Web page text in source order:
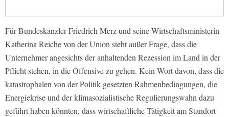
Für Bundeskanzler Friedrich Merz und seine Wirtschaftsministerin
Katherina Reiche von der Union steht außer Frage, dass die
Unternehmer angesichts der anhaltenden Rezession im Land in der
Pflicht stehen, in die Offensive zu gehen. Kein Wort davon, dass die
katastrophalen von der Politik gesetzten Rahmenbedingungen, die
Energiekrise und der klimasozialistische Regulierungswahn dazu
geführt haben könnten, dass wirtschaftliche Tätigkeit am Standort